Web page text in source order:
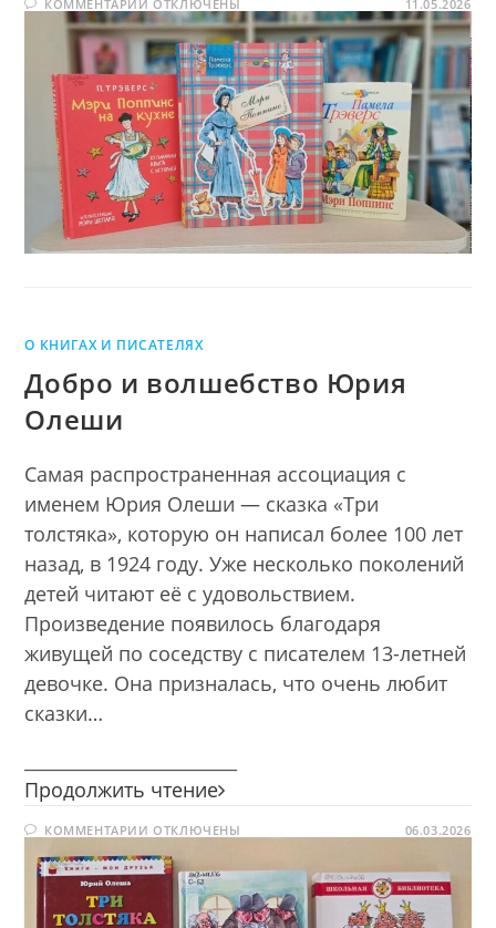
Мэри
Поппинс
КОММЕНТАРИИ
ЗАПИСИ
ДЕНЬ
ОЖИДАНИЯ
МЭРИ
ПОППИНС
ОТКЛЮЧЕНЫ 11.05.2026
О КНИГАХ И ПИСАТЕЛЯХ
Добро и волшебство Юрия
Олеши
Самая распространенная ассоциация с
именем Юрия Олеши — сказка «Три
толстяка», которую он написал более 100 лет
назад, в 1924 году. Уже несколько поколений
детей читают её с удовольствием.
Произведение появилось благодаря
живущей по соседству с писателем 13-летней
девочке. Она призналась, что очень любит
сказки…
Продолжить чтение Добро
волшебство
Олеши
КОММЕНТАРИИ К
ЗАПИСИ
ДОБРО
И
ВОЛШЕБСТВО
ЮРИЯ
ОЛЕШИ
ОТКЛЮЧЕНЫ 06.03.2026